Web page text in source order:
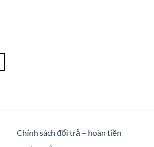
Chính sách đổi trả – hoàn tiền